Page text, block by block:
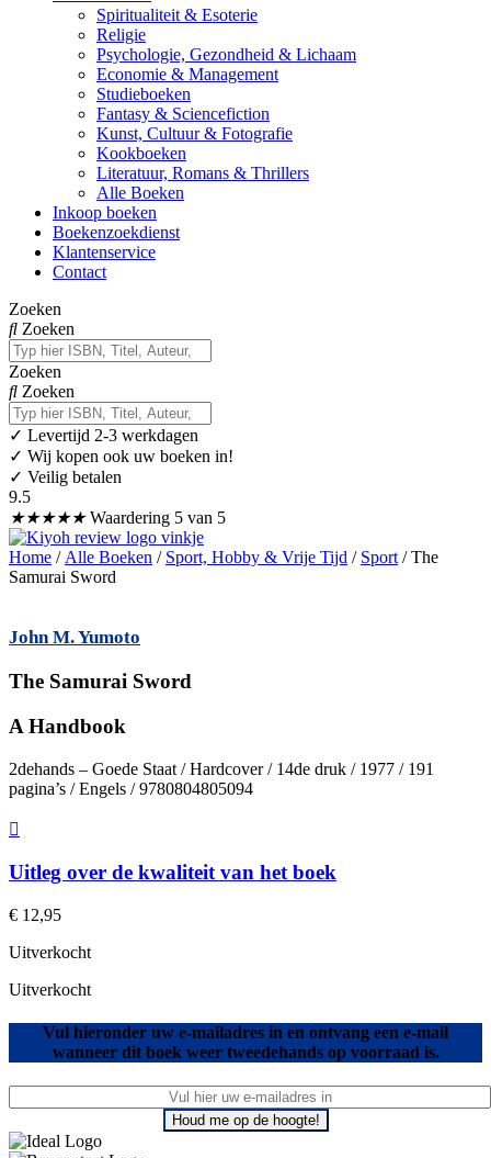
Spiritualiteit & Esoterie
Religie
Psychologie, Gezondheid & Lichaam
Economie & Management
Studieboeken
Fantasy & Sciencefiction
Kunst, Cultuur & Fotografie
Kookboeken
Literatuur, Romans & Thrillers
Alle Boeken
Inkoop boeken
Boekenzoekdienst
Klantenservice
Contact
Zoeken
Zoeken
Zoeken
Zoeken
✓ Levertijd 2-3 werkdagen
✓ Wij kopen ook uw boeken in!
✓ Veilig betalen
9.5
★★★★★ Waardering 5 van 5
Home / Alle Boeken / Sport, Hobby & Vrije Tijd / Sport / The
Samurai Sword
John M. Yumoto
The Samurai Sword
A Handbook
2dehands – Goede Staat / Hardcover / 14de druk / 1977 / 191
pagina’s / Engels / 9780804805094
Uitleg over de kwaliteit van het boek
€ 12,95
Uitverkocht
Uitverkocht
Vul hieronder uw e-mailadres in en ontvang een e-mail
wanneer dit boek weer tweedehands op voorraad is.
Houd me op de hoogte!